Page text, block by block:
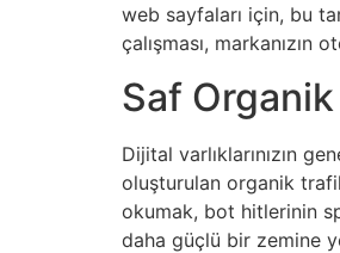
web sayfaları için, bu
çalışması,
Saf Organik
Dijital varlıklarınızın
oluşturulan organik
okumak, bot hitlerinin
daha güçlü bir zemine